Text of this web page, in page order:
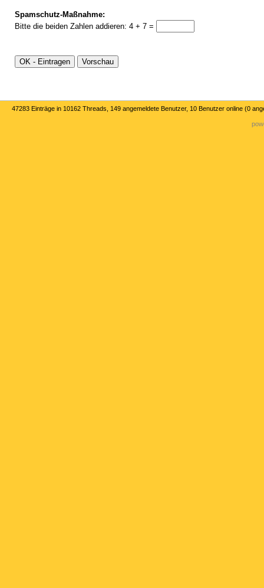
Spamschutz-Maßnahme:
Bitte die beiden Zahlen addieren: 4 + 7 =
47283 Einträge in 10162 Threads, 149 angemeldete Benutzer, 10 Benutzer online (0